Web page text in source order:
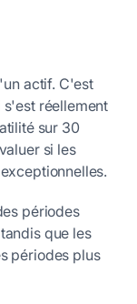
actif. C'est
s'est réellement
sur 30
si les
périodes
que les
périodes plus